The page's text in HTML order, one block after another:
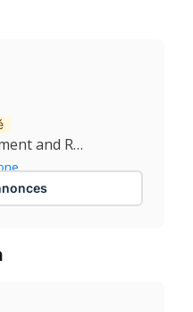
Nest Property Management and Real Estate Services Ltd